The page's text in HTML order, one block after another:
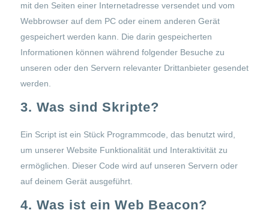
mit den Seiten einer Internetadresse versendet und vom
Webbrowser auf dem PC oder einem anderen Gerät
gespeichert werden kann. Die darin gespeicherten
Informationen können während folgender Besuche zu
unseren oder den Servern relevanter Drittanbieter gesendet
werden.
3. Was sind Skripte?
Ein Script ist ein Stück Programmcode, das benutzt wird,
um unserer Website Funktionalität und Interaktivität zu
ermöglichen. Dieser Code wird auf unseren Servern oder
auf deinem Gerät ausgeführt.
4. Was ist ein Web Beacon?